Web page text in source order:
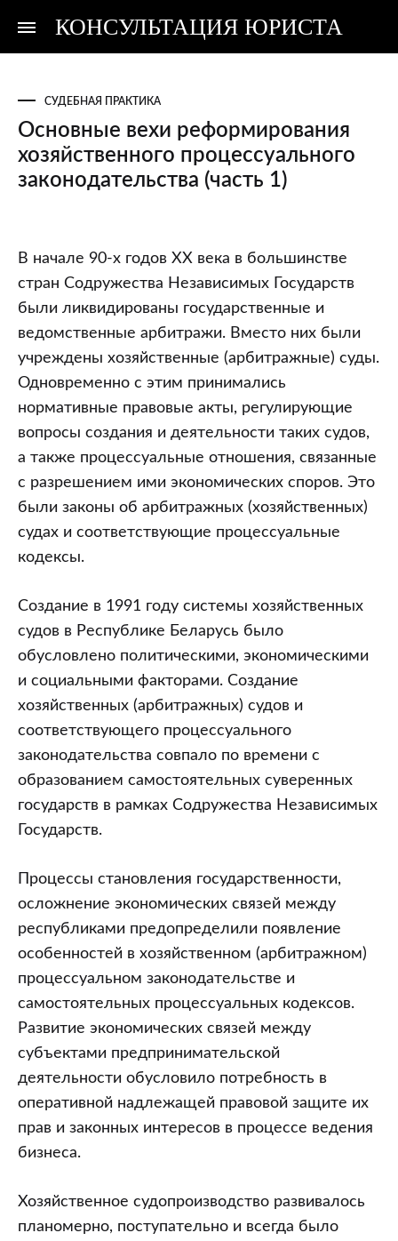
КОНСУЛЬТАЦИЯ ЮРИСТА
Консультация
Консультация
СУДЕБНАЯ ПРАКТИКА
Основные вехи реформирования
хозяйственного процессуального
законодательства (часть 1)
Основные
вехи
реформирования
хозяйственного
процессуального
законодательства
(часть
1)
В начале 90-х годов XX века в большинстве
стран Содружества Независимых Государств
были ликвидированы государственные и
ведомственные арбитражи. Вместо них были
учреждены хозяйственные (арбитражные) суды.
Одновременно с этим принимались
нормативные правовые акты, регулирующие
вопросы создания и деятельности таких судов,
а также процессуальные отношения, связанные
с разрешением ими экономических споров. Это
были законы об арбитражных (хозяйственных)
судах и соответствующие процессуальные
кодексы.
Создание в 1991 году системы хозяйственных
судов в Республике Беларусь было
обусловлено политическими, экономическими
и социальными факторами. Создание
хозяйственных (арбитражных) судов и
соответствующего процессуального
законодательства совпало по времени с
образованием самостоятельных суверенных
государств в рамках Содружества Независимых
Государств.
Процессы становления государственности,
осложнение экономических связей между
республиками предопределили появление
особенностей в хозяйственном (арбитражном)
процессуальном законодательстве и
самостоятельных процессуальных кодексов.
Развитие экономических связей между
субъектами предпринимательской
деятельности обусловило потребность в
оперативной надлежащей правовой защите их
прав и законных интересов в процессе ведения
бизнеса.
Хозяйственное судопроизводство развивалось
планомерно, поступательно и всегда было